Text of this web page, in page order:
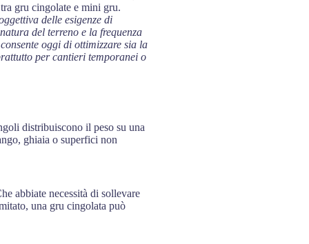
gru cingolate e mini gru.
delle esigenze di
del terreno e la frequenza
oggi di ottimizzare sia la
per cantieri temporanei o
distribuiscono il peso su una
ghiaia o superfici non
abbiate necessità di sollevare
una gru cingolata può